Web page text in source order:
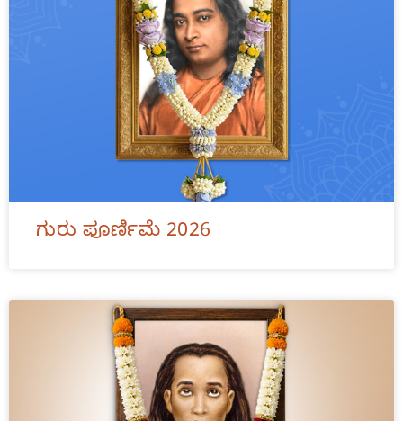
ಗುರು ಪೂರ್ಣಿಮೆ 2026